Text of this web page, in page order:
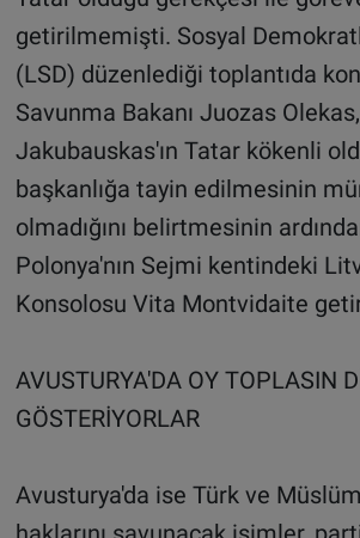
getirilmemişti. Sosyal
(LSD) düzenlediği toplantıda
Savunma Bakanı Juozas Olekas,
Jakubauskas'ın Tatar kökenli
başkanlığa tayin edilmesinin
olmadığını belirtmesinin
Polonya'nın Sejmi kentindeki
Konsolosu Vita Montvidaite
AVUSTURYA'DA OY TOPLASIN
GÖSTERİYORLAR
Avusturya'da ise Türk ve